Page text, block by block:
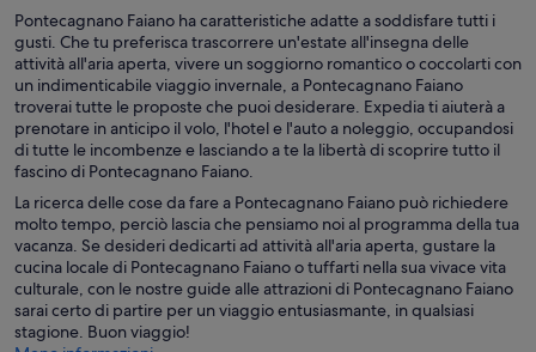
Pontecagnano Faiano ha caratteristiche adatte a soddisfare tutti i
gusti. Che tu preferisca trascorrere un'estate all'insegna delle
attività all'aria aperta, vivere un soggiorno romantico o coccolarti con
un indimenticabile viaggio invernale, a Pontecagnano Faiano
troverai tutte le proposte che puoi desiderare. Expedia ti aiuterà a
prenotare in anticipo il volo, l'hotel e l'auto a noleggio, occupandosi
di tutte le incombenze e lasciando a te la libertà di scoprire tutto il
fascino di Pontecagnano Faiano.
La ricerca delle cose da fare a Pontecagnano Faiano può richiedere
molto tempo, perciò lascia che pensiamo noi al programma della tua
vacanza. Se desideri dedicarti ad attività all'aria aperta, gustare la
cucina locale di Pontecagnano Faiano o tuffarti nella sua vivace vita
culturale, con le nostre guide alle attrazioni di Pontecagnano Faiano
sarai certo di partire per un viaggio entusiasmante, in qualsiasi
stagione. Buon viaggio!